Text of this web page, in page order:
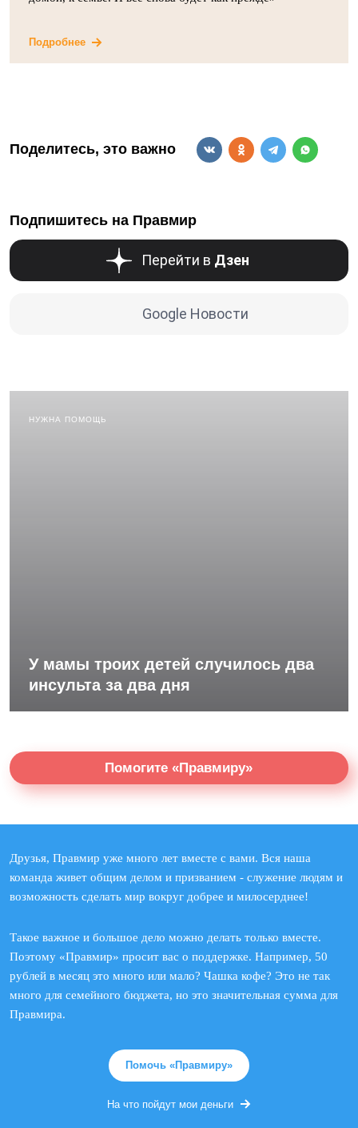
Подробнее
Поделитесь, это важно
Подпишитесь на Правмир
Перейти в Дзен
Google Новости
НУЖНА ПОМОЩЬ
У мамы троих детей случилось два
инсульта за два дня
Помогите «Правмиру»
Друзья, Правмир уже много лет вместе с вами. Вся наша
команда живет общим делом и призванием - служение людям и
возможность сделать мир вокруг добрее и милосерднее!
Такое важное и большое дело можно делать только вместе.
Поэтому «Правмир» просит вас о поддержке. Например, 50
рублей в месяц это много или мало? Чашка кофе? Это не так
много для семейного бюджета, но это значительная сумма для
Правмира.
Помочь «Правмиру»
На что пойдут мои деньги